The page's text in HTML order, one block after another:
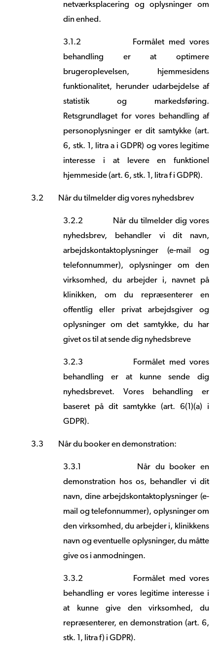
netværksplacering og oplysninger om
din enhed.
3.1.2
Formålet med vores
behandling er at optimere
brugeroplevelsen, hjemmesidens
funktionalitet, herunder udarbejdelse af
statistik og markedsføring.
Retsgrundlaget for vores behandling af
personoplysninger er dit samtykke (art.
6, stk. 1, litra a i GDPR) og vores legitime
interesse i at levere en funktionel
hjemmeside (art. 6, stk. 1, litra f i GDPR).
3.2 Når du tilmelder dig vores nyhedsbrev
3.2.2
Når du tilmelder dig vores
nyhedsbrev, behandler vi dit navn,
arbejdskontaktoplysninger (e-mail og
telefonnummer), oplysninger om den
virksomhed, du arbejder i, navnet på
klinikken, om du repræsenterer en
offentlig eller privat arbejdsgiver og
oplysninger om det samtykke, du har
givet os til at sende dig nyhedsbreve
3.2.3
Formålet med vores
behandling er at kunne sende dig
nyhedsbrevet. Vores behandling er
baseret på dit samtykke (art. 6(1)(a) i
GDPR).
3.3 Når du booker en demonstration:
3.3.1 Når du booker en
demonstration hos os, behandler vi dit
navn, dine arbejdskontaktoplysninger (e-
mail og telefonnummer), oplysninger om
den virksomhed, du arbejder i, klinikkens
navn og eventuelle oplysninger, du måtte
give os i anmodningen.
3.3.2
Formålet med vores
behandling er vores legitime interesse i
at kunne give den virksomhed, du
repræsenterer, en demonstration (art. 6,
stk. 1, litra f) i GDPR).